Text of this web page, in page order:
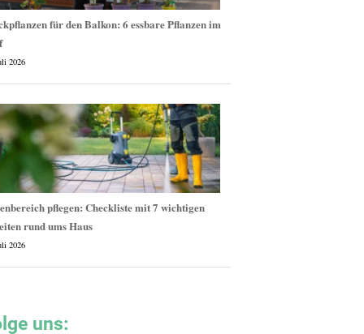
für den Balkon: 6 essbare Pflanzen im
2026
pflegen: Checkliste mit 7 wichtigen
rund ums Haus
2026
uns: